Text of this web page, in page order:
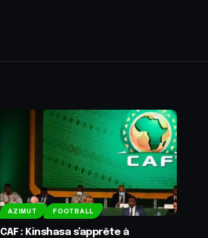
AZIMUT FOOTBALL
CAF : Kinshasa s’apprête à